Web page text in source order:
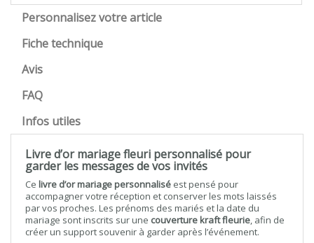
Personnalisez votre article
Fiche technique
Avis
FAQ
Infos utiles
Livre d’or mariage fleuri personnalisé pour
garder les messages de vos invités
Ce livre d’or mariage personnalisé est pensé pour
accompagner votre réception et conserver les mots laissés
par vos proches. Les prénoms des mariés et la date du
mariage sont inscrits sur une couverture kraft fleurie, afin de
créer un support souvenir à garder après l’événement.